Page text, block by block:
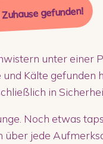
gefunden!
unter einer
Kälte gefunden
in
Noch etwas
jede